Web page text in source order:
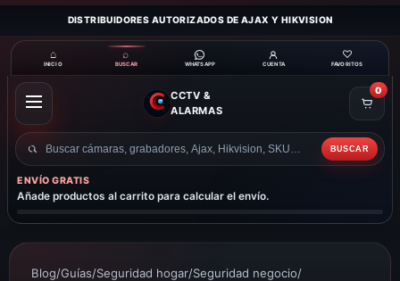
DISTRIBUIDORES AUTORIZADOS DE AJAX Y HIKVISION
⌂
INICIO
⌕
BUSCAR WHATSAPP CUENTA
♡
FAVORITOS
ABRIR
MENÚ
CCTV &
ALARMAS
Buscar
productos
BUSCAR
0
ENVÍO GRATIS
Añade productos al carrito para calcular el envío.
Blog/Guías/Seguridad hogar/Seguridad negocio/